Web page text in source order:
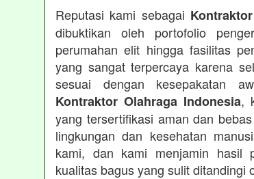
Reputasi kami sebagai
dibuktikan oleh portofolio
perumahan elit hingga fasilitas
yang sangat terpercaya karena
sesuai dengan kesepakatan
Kontraktor Olahraga Indonesia,
yang tersertifikasi aman dan
lingkungan dan kesehatan
kami, dan kami menjamin hasil
kualitas bagus yang sulit ditandingi